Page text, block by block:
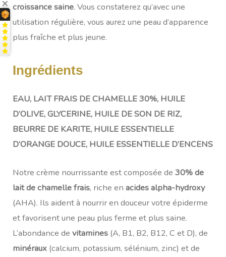
croissance saine. Vous constaterez qu’avec une
utilisation régulière, vous aurez une peau d’apparence
plus fraîche et plus jeune.
Ingrédients
EAU, LAIT FRAIS DE CHAMELLE 30%, HUILE
D’OLIVE, GLYCERINE, HUILE DE SON DE RIZ,
BEURRE DE KARITE, HUILE ESSENTIELLE
D’ORANGE DOUCE, HUILE ESSENTIELLE D’ENCENS
Notre crème nourrissante est composée de30% de
lait de chamelle frais, riche enacides alpha-hydroxy
(AHA). Ils aident à nourrir en douceur votre épiderme
et favorisent une peau plus ferme et plus saine.
L’abondance devitamines (A, B1, B2, B12, C et D), de
minéraux (calcium, potassium, sélénium, zinc) et de